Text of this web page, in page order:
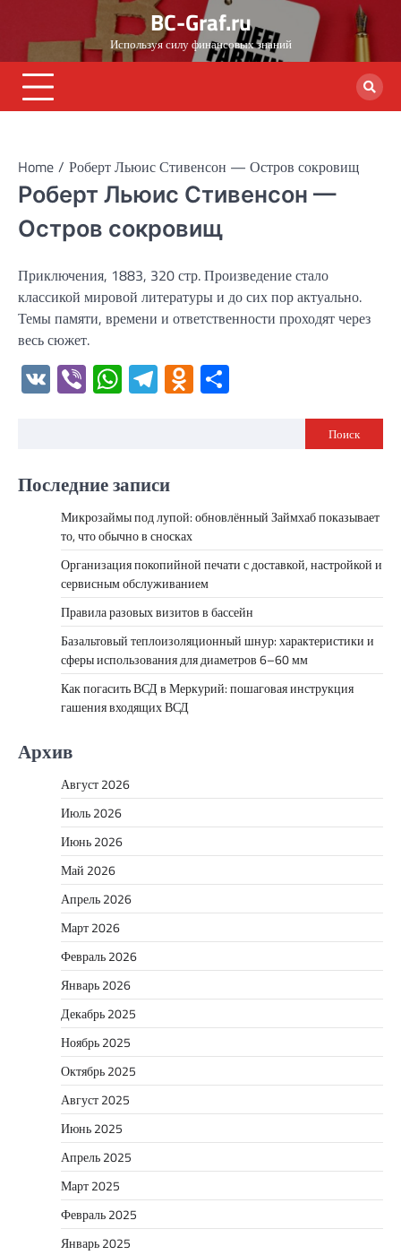
content
BC-Graf.ru
Используя силу финансовых знаний
Home Роберт Льюис Стивенсон — Остров сокровищ
Роберт Льюис Стивенсон —
Остров сокровищ
Приключения, 1883, 320 стр. Произведение стало
классикой мировой литературы и до сих пор актуально.
Темы памяти, времени и ответственности проходят через
весь сюжет.
VK ViberWhatsApp
Telegram
Odnoklassniki
Поиск
Последние записи
Микрозаймы под лупой: обновлённый Займхаб показывает
то, что обычно в сносках
Организация покопийной печати с доставкой, настройкой и
сервисным обслуживанием
Правила разовых визитов в бассейн
Базальтовый теплоизоляционный шнур: характеристики и
сферы использования для диаметров 6–60 мм
Как погасить ВСД в Меркурий: пошаговая инструкция
гашения входящих ВСД
Архив
Август 2026
Июль 2026
Июнь 2026
Май 2026
Апрель 2026
Март 2026
Февраль 2026
Январь 2026
Декабрь 2025
Ноябрь 2025
Октябрь 2025
Август 2025
Июнь 2025
Апрель 2025
Март 2025
Февраль 2025
Январь 2025